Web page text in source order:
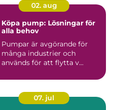
02. aug
Köpa pump: Lösningar för
alla behov
Pumpar är avgörande för
många industrier och
används för att flytta v...
07. jul